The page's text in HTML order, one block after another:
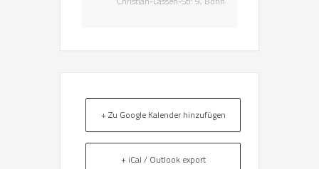
+ Zu Google Kalender hinzufügen
+ iCal / Outlook export